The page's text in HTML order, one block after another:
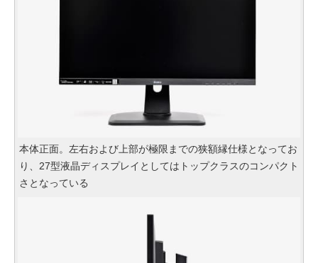
本体正面。左右および上部が極限までの狭額縁仕様となってお
り、27型液晶ディスプレイとしてはトップクラスのコンパクト
さとなっている